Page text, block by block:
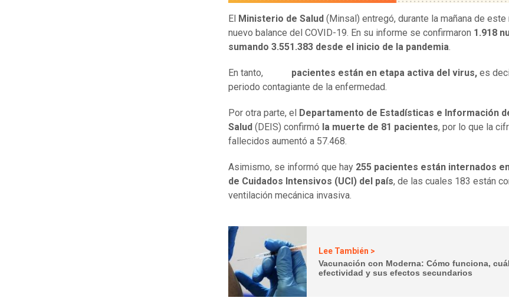
El Ministerio de Salud (Minsal) entregó, durante la mañana de este
nuevo balance del COVID-19. En su informe se confirmaron 1.918
sumando 3.551.383 desde el inicio de la pandemia.
En tanto, pacientes están en etapa activa del virus, es
periodo contagiante de la enfermedad.
Por otra parte, el
Departamento de Estadísticas e Información
Salud (DEIS) confirmó la muerte de 81 pacientes, por lo que la
fallecidos aumentó a 57.468.
Asimismo, se informó que hay 255 pacientes están internados
de Cuidados Intensivos (UCI) del país, de las cuales 183 están
ventilación mecánica invasiva.
Lee También >
Vacunación con Moderna: Cómo funciona,
efectividad y sus efectos secundarios